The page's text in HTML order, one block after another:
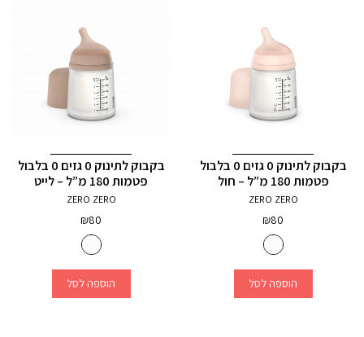
בקבוק לתינוק 0 גזים 0 בלבול
פטמות 180 מ”ל – חול
ZERO ZERO
₪80
הוספה לסל
בקבוק לתינוק 0 גזים 0 בלבול
פטמות 180 מ”ל – לייט
ZERO ZERO
₪80
הוספה לסל